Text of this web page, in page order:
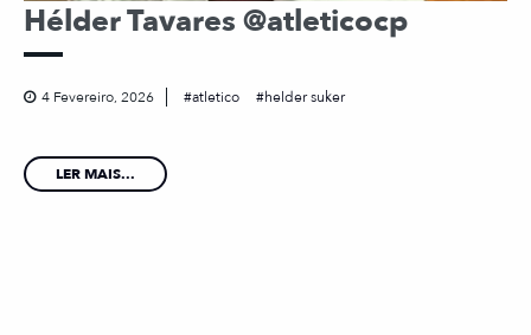
Hélder Tavares @atleticocp
4 Fevereiro, 2026 atletico helder suker
LER MAIS...